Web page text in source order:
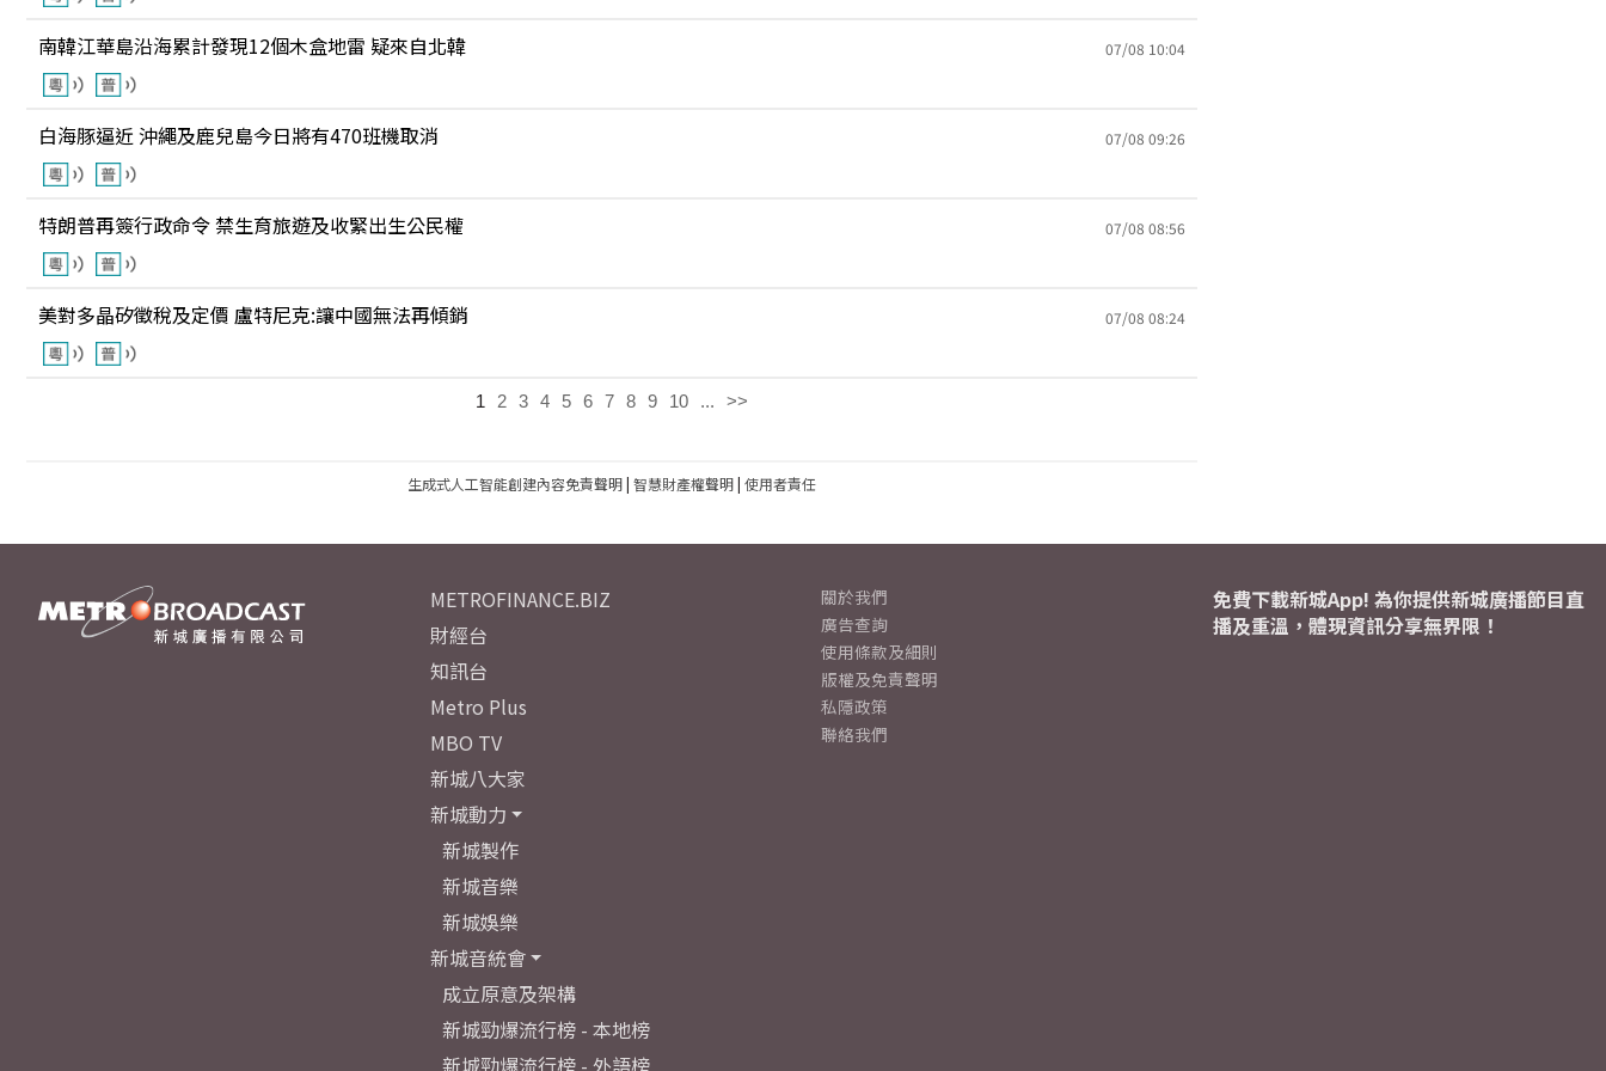
南韓江華島沿海累計發現12個木盒地雷 疑來自北韓 07/08 10:04
白海豚逼近 沖繩及鹿兒島今日將有470班機取消 07/08 09:26
特朗普再簽行政命令 禁生育旅遊及收緊出生公民權 07/08 08:56
美對多晶矽徵稅及定價 盧特尼克:讓中國無法再傾銷 07/08 08:24
1 2 3 4 5 6 7 8 9 10 ... >>
生成式人工智能創建內容免責聲明| 智慧財產權聲明| 使用者責任
METROFINANCE.BIZ
財經台
知訊台
Metro Plus
MBO TV
新城八大家
新城動力
新城製作
新城音樂
新城娛樂
新城音統會
成立原意及架構
新城勁爆流行榜 - 本地榜
新城勁爆流行榜 - 外語榜
關於我們
廣告查詢
使用條款及細則
版權及免責聲明
私隱政策
聯絡我們
免費下載新城App! 為你提供新城廣播節目直
播及重溫，體現資訊分享無界限！